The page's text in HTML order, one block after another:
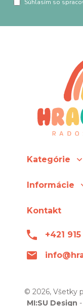
Súhlasím so
Kategórie
Informácie
Kontakt
+421
© 2026, Všetky
MI:SU Design